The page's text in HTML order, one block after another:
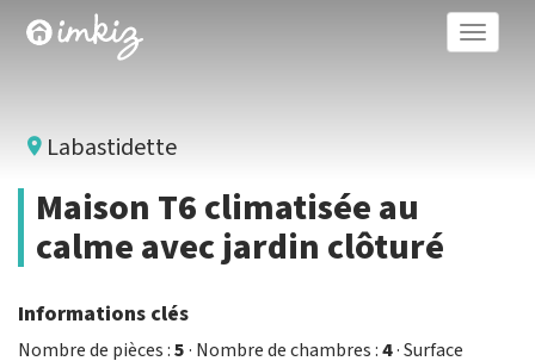
Toggle
Labastidette
Maison T6 climatisée au
calme avec jardin clôturé
Informations clés
Nombre de pièces :5· Nombre de chambres :4· Surface